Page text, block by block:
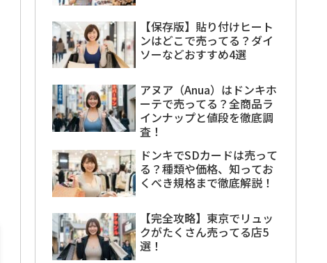
【保存版】貼り付けヒート
ンはどこで売ってる？ダイ
ソーなどおすすめ4選
アヌア（Anua）はドンキホ
ーテで売ってる？全商品ラ
インナップと値段を徹底調
査！
ドンキでSDカードは売って
る？種類や価格、知ってお
くべき規格まで徹底解説！
【完全攻略】東京でリュッ
クがたくさん売ってる店5
選！